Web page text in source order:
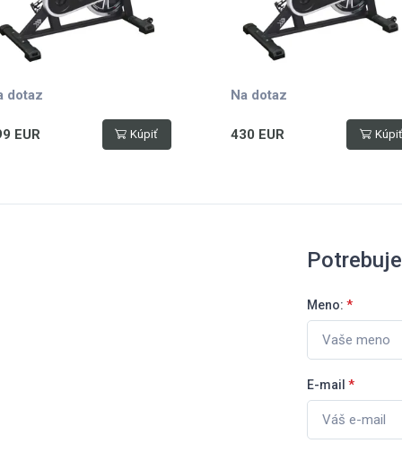
dotaz
EUR Kúpiť
Na dotaz
430 EUR Kúpiť
Meno: *
E-mail *